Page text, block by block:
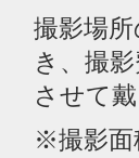
撮影場
き、撮
させて戴
※撮影面